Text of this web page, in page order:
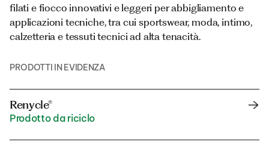
filati e fiocco innovativi e leggeri per abbigliamento e
applicazioni tecniche, tra cui sportswear, moda, intimo,
calzetteria e tessuti tecnici ad alta tenacità.
PRODOTTI IN EVIDENZA
Renycle®
Prodotto da riciclo